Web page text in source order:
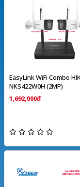
EasyLink WiFi Combo
NKS422W0H (2MP)
1,692,000đ